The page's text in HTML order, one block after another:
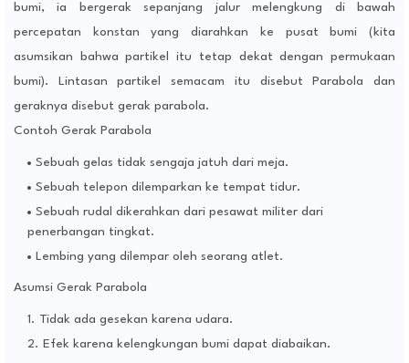
bumi, ia bergerak sepanjang jalur melengkung di bawah
percepatan konstan yang diarahkan ke pusat bumi (kita
asumsikan bahwa partikel itu tetap dekat dengan permukaan
bumi). Lintasan partikel semacam itu disebut Parabola dan
geraknya disebut gerak parabola.
Contoh Gerak Parabola
Sebuah gelas tidak sengaja jatuh dari meja.
Sebuah telepon dilemparkan ke tempat tidur.
Sebuah rudal dikerahkan dari pesawat militer dari
penerbangan tingkat.
Lembing yang dilempar oleh seorang atlet.
Asumsi Gerak Parabola
Tidak ada gesekan karena udara.
Efek karena kelengkungan bumi dapat diabaikan.